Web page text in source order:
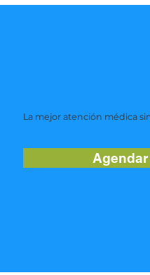
La mejor atención médica
Agendar